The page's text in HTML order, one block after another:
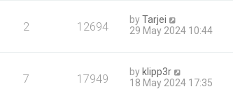
2 12694 byTarjei
29 May 2024 10:44
7 17949 by klipp3r
18 May 2024 17:35